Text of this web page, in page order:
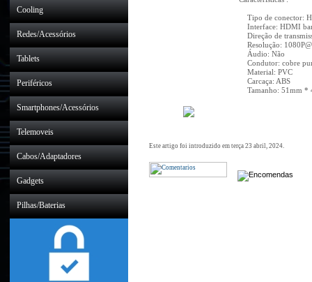
Cooling
Redes/Acessórios
Tablets
Periféricos
Smartphones/Acessórios
Telemoveis
Cabos/Adaptadores
Gadgets
Pilhas/Baterias
Tipo de conector:
Interface: HDMI
Direção de
Resolução:
Áudio: Não
Condutor: cobre
Material: PVC
Carcaça: ABS
Tamanho: 51mm *
Este artigo foi introduzido em terça 23 abril, 2024.